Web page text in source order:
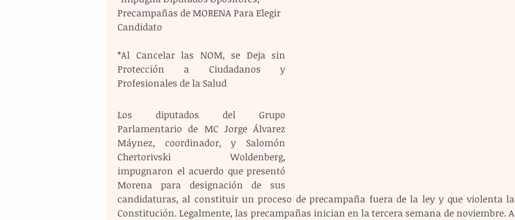
Precampañas de MORENA Para Elegir
Candidato
*Al Cancelar las NOM, se Deja sin
Protección a Ciudadanos y
Profesionales de la Salud
Los diputados del Grupo
Parlamentario de MC Jorge Álvarez
Máynez, coordinador, y Salomón
Chertorivski Woldenberg,
impugnaron el acuerdo que presentó
Morena para designación de sus
candidaturas, al constituir un proceso de precampaña fuera de la ley y que violenta la
Constitución. Legalmente, las precampañas inician en la tercera semana de noviembre. A